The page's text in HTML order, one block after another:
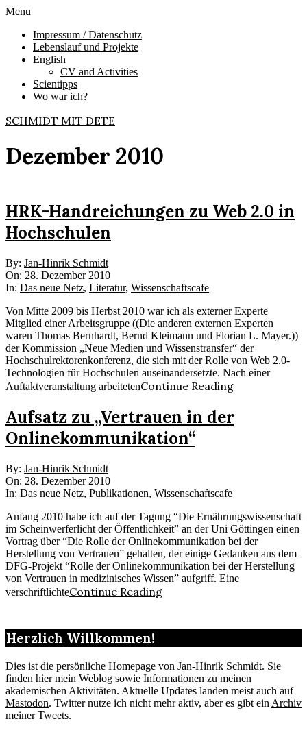
Skip
content
Primary
Menu
Menu
Impressum / Datenschutz
Lebenslauf und Projekte
English
CV and Activities
Scientipps
Wo war ich?
SCHMIDT MIT DETE
Dezember 2010
HRK-Handreichungen zu Web 2.0 in
Hochschulen
2010-
12-
28
By: Jan-Hinrik Schmidt
On: 28. Dezember 2010
In: Das neue Netz, Literatur, Wissenschaftscafe
Von Mitte 2009 bis Herbst 2010 war ich als externer Experte
Mitglied einer Arbeitsgruppe ((Die anderen externen Experten
waren Thomas Bernhardt, Bernd Kleimann und Florian L. Mayer.))
der Kommission „Neue Medien und Wissenstransfer“ der
Hochschulrektorenkonferenz, die sich mit der Rolle von Web 2.0-
Technologien für Hochschulen auseinandersetzte. Nach einer
Auftaktveranstaltung arbeitetenContinue Reading
Aufsatz zu „Vertrauen in der
Onlinekommunikation“
2010-
12-
28
By: Jan-Hinrik Schmidt
On: 28. Dezember 2010
In: Das neue Netz, Publikationen, Wissenschaftscafe
Anfang 2010 habe ich auf der Tagung “Die Ernährungswissenschaft
im Scheinwerferlicht der Öffentlichkeit” an der Uni Göttingen einen
Vortrag über “Die Rolle der Onlinekommunikation bei der
Herstellung von Vertrauen” gehalten, der einige Gedanken aus dem
DFG-Projekt “Rolle der Onlinekommunikation bei der Herstellung
von Vertrauen in medizinisches Wissen” aufgriff. Eine
verschriftlichteContinue Reading
Herzlich Willkommen!
Dies ist die persönliche Homepage von Jan-Hinrik Schmidt. Sie
finden hier mein Weblog sowie Informationen zu meinen
akademischen Aktivitäten. Aktuelle Updates landen meist auch auf
Mastodon. Twitter nutze ich nicht mehr aktiv, aber es gibt ein Archiv
meiner Tweets.